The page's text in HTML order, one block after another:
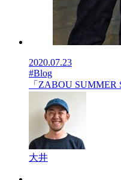
2020.07.23
#Blog
「ZABOU SUMMER
大井